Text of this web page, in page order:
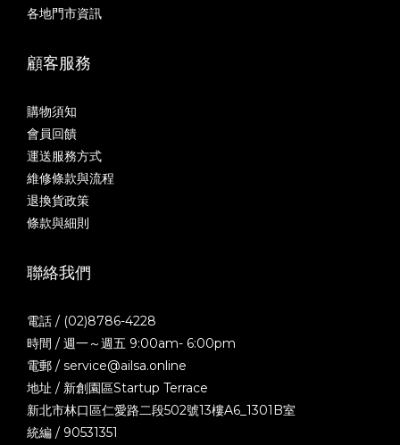
各地門市資訊
顧客服務
購物須知
會員回饋
運送服務方式
維修條款與流程
退換貨政策
條款與細則
聯絡我們
電話 / (02)8786-4228
時間 / 週一～週五 9:00am- 6:00pm
電郵 / service@ailsa.online
地址 / 新創園區Startup Terrace
新北市林口區仁愛路二段502號13樓A6_1301B室
統編 / 90531351